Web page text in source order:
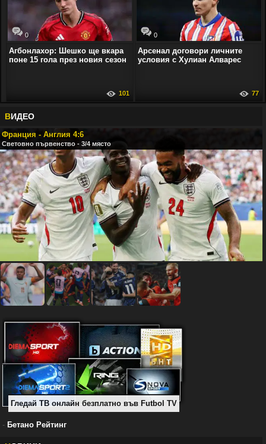
0
Агбонлахор: Шешко ще вкара
поне 15 гола през новия сезон
101
0
Арсенал договори личните
условия с Хулиан Алварес
77
ВИДЕО
Франция - Англия 4:6
Световно първенство - 3/4 място
Гледай ТВ онлайн безплатно във Futbol TV
- Бетано Рейтинг